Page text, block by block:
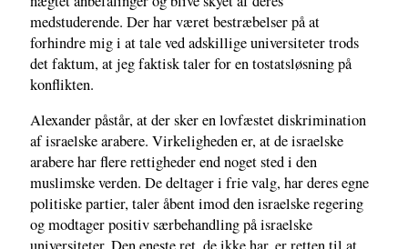
medstuderende. Der har været bestræbelser på at
forhindre mig i at tale ved adskillige universiteter trods
det faktum, at jeg faktisk taler for en tostatsløsning på
konflikten.
Alexander påstår, at der sker en lovfæstet diskrimination
af israelske arabere. Virkeligheden er, at de israelske
arabere har flere rettigheder end noget sted i den
muslimske verden. De deltager i frie valg, har deres egne
politiske partier, taler åbent imod den israelske regering
og modtager positiv særbehandling på israelske